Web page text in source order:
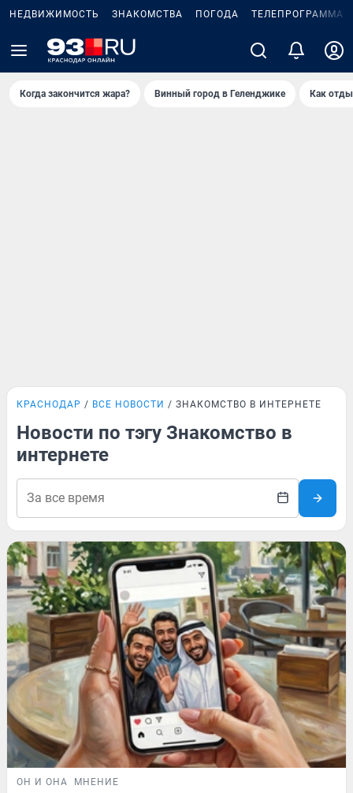
НЕДВИЖИМОСТЬ ЗНАКОМСТВА ПОГОДА ТЕЛЕПРОГРАММА
Когда закончится жара? Винный город в Геленджике Как
КРАСНОДАР ВСЕ НОВОСТИ ЗНАКОМСТВО В ИНТЕРНЕТЕ
Новости по тэгу Знакомство в
интернете
ОН И ОНА МНЕНИЕ